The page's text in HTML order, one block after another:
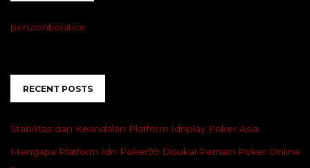
penzionbolatice
RECENT POSTS
Stabilitas dan Keandalan Platform Idnplay Poker Asia
Mengapa Platform Idn Poker99 Disukai Pemain Poker Online